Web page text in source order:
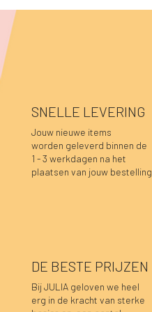
SNELLE LEVERING
Jouw nieuwe items
worden geleverd binnen de
1 - 3 werkdagen na het
plaatsen van jouw bestelling.
DE BESTE PRIJZEN
Bij JULIA geloven we heel
erg in de kracht van sterke